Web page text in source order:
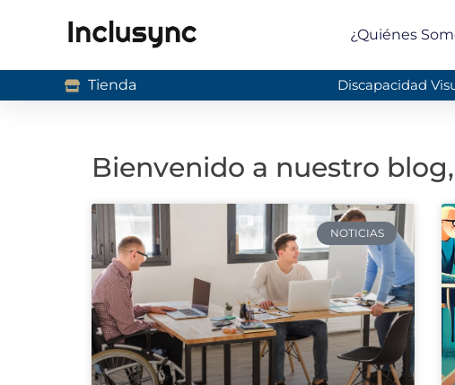
¿Quiénes
Tienda Discapacidad
Bienvenido a nuestro
NOTICIAS